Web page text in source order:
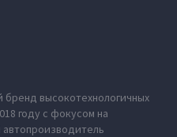
бренд высокотехнологичных
году с фокусом на